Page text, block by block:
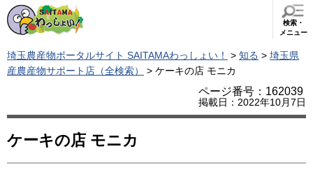
検索・
メニュー
埼玉農産物ポータルサイト SAITAMAわっしょい！ > 知る > 埼玉県
産農産物サポート店（全検索）
> ケーキの店 モニカ
ページ番号：162039
掲載日：2022年10月7日
ケーキの店 モニカ